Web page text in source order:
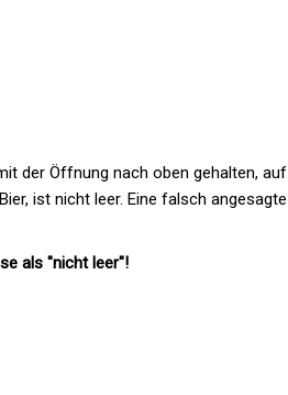
der Öffnung nach oben gehalten, auf
ist nicht leer. Eine falsch angesagte
als "nicht leer"!